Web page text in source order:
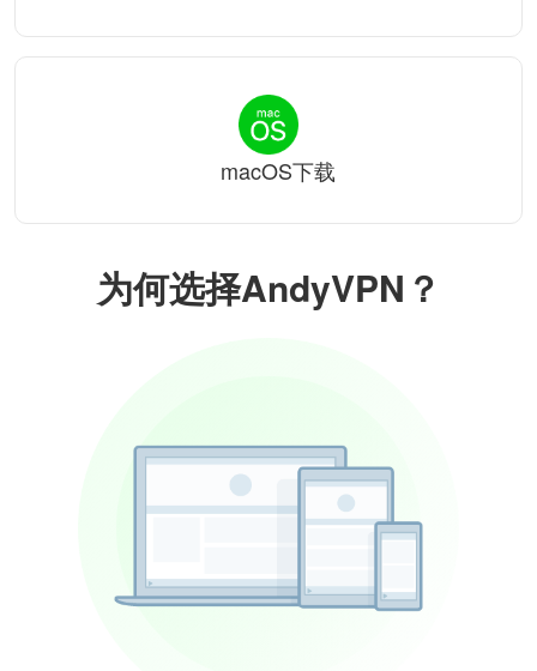
为何选择AndyVPN？
macOS下载